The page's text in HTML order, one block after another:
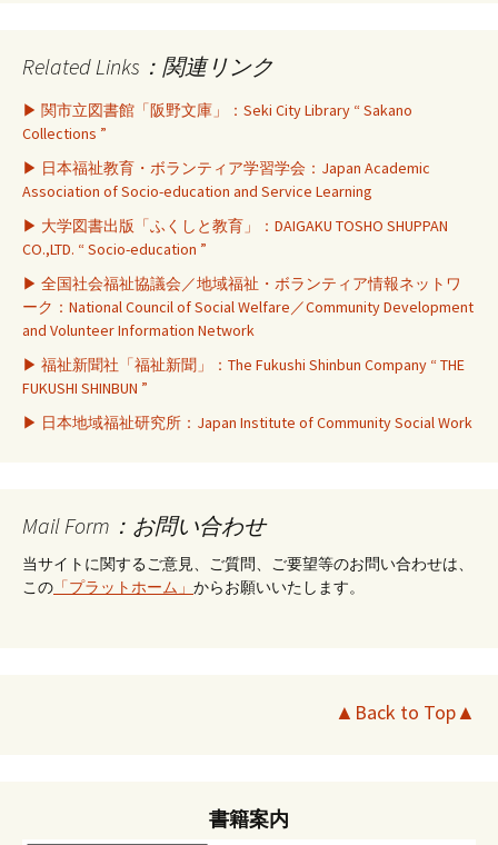
Related Links：関連リンク
▶ 関市立図書館「阪野文庫」：Seki City Library “ Sakano
Collections ”
▶ 日本福祉教育・ボランティア学習学会：Japan Academic
Association of Socio-education and Service Learning
▶ 大学図書出版「ふくしと教育」：DAIGAKU TOSHO SHUPPAN
CO.,LTD. “ Socio-education ”
▶ 全国社会福祉協議会／地域福祉・ボランティア情報ネットワ
ーク：National Council of Social Welfare／Community Development
and Volunteer Information Network
▶ 福祉新聞社「福祉新聞」：The Fukushi Shinbun Company “ THE
FUKUSHI SHINBUN ”
▶ 日本地域福祉研究所：Japan Institute of Community Social Work
Mail Form：お問い合わせ
当サイトに関するご意見、ご質問、ご要望等のお問い合わせは、
この 「プラットホーム」 からお願いいたします。
▲Back to Top▲
書籍案内